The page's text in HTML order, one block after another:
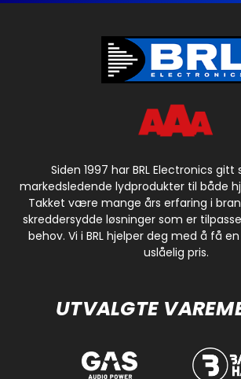
Siden 1997 har BRL Electronics gitt
markedsledende lydprodukter til både
Takket være mange års erfaring i
skreddersydde løsninger som er
behov. Vi i BRL hjelper deg med å få
uslåelig pris.
UTVALGTE